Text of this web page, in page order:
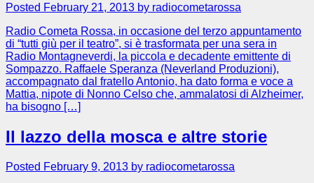
Posted February 21, 2013 by radiocometarossa
Radio Cometa Rossa, in occasione del terzo appuntamento
di “tutti giù per il teatro”, si è trasformata per una sera in
Radio Montagneverdi, la piccola e decadente emittente di
Sompazzo. Raffaele Speranza (Neverland Produzioni),
accompagnato dal fratello Antonio, ha dato forma e voce a
Mattia, nipote di Nonno Celso che, ammalatosi di Alzheimer,
ha bisogno […]
Il lazzo della mosca e altre storie
Posted February 9, 2013 by radiocometarossa